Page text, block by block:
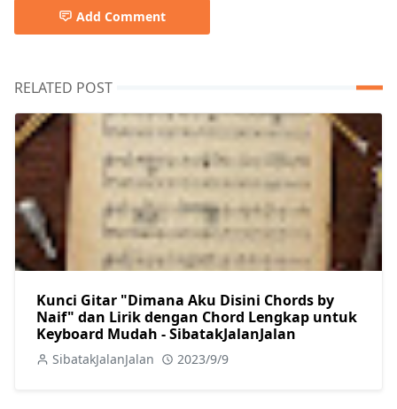
Add Comment
RELATED POST
Kunci Gitar "Dimana Aku Disini Chords by
Naif" dan Lirik dengan Chord Lengkap untuk
Keyboard Mudah - SibatakJalanJalan
SibatakJalanJalan 2023/9/9